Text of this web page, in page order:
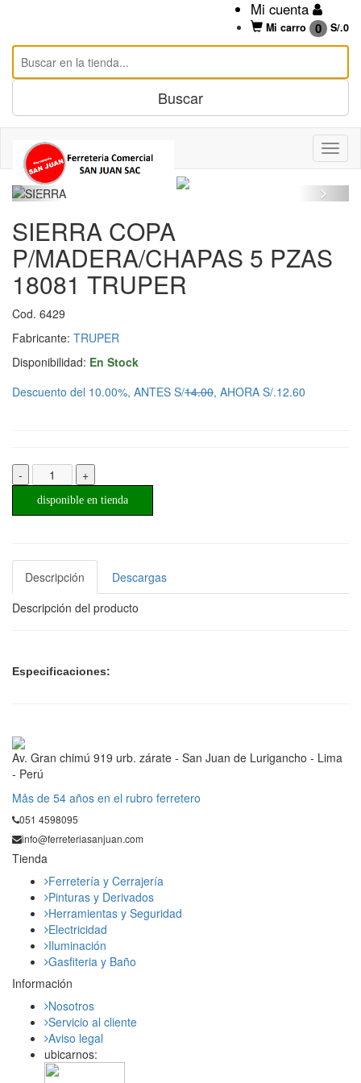
Mi cuenta
Mi carro 0 S/.0
SIERRA COPA
P/MADERA/CHAPAS 5 PZAS
18081 TRUPER
Cod. 6429
Fabricante: TRUPER
Disponibilidad: En Stock
Descuento del 10.00%, ANTES S/14.00, AHORA S/.12.60
- +
disponible en tienda
Descripción
Descargas
Descripción del producto
Especificaciones:
Av. Gran chimú 919 urb. zárate - San Juan de Lurigancho - Lima
- Perú
Mås de 54 años en el rubro ferretero
051 4598095
info@ferreteriasanjuan.com
Tienda
Ferretería y Cerrajería
Pinturas y Derivados
Herramientas y Seguridad
Electricidad
Iluminación
Gasfiteria y Baño
Información
Nosotros
Servicio al cliente
Aviso legal
ubicarnos: